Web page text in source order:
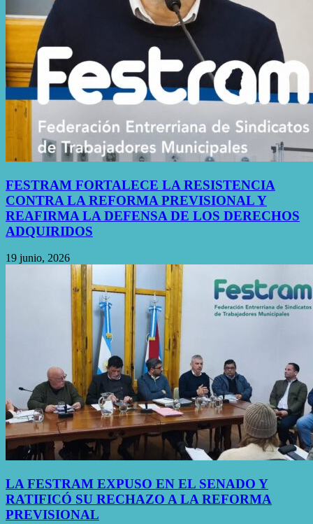
FESTRAM FORTALECE LA RESISTENCIA
CONTRA LA REFORMA PREVISIONAL Y
REAFIRMA LA DEFENSA DE LOS DERECHOS
ADQUIRIDOS
19 junio, 2026
LA FESTRAM EXPUSO EN EL SENADO Y
RATIFICÓ SU RECHAZO A LA REFORMA
PREVISIONAL